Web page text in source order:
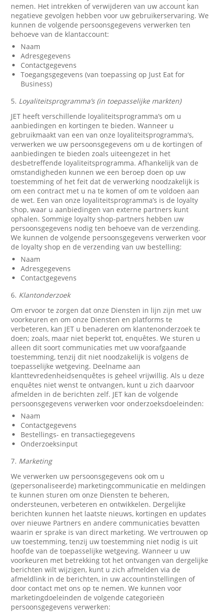
nemen. Het intrekken of verwijderen van uw account kan
negatieve gevolgen hebben voor uw gebruikerservaring. We
kunnen de volgende persoonsgegevens verwerken ten
behoeve van de klantaccount:
Naam
Adresgegevens
Contactgegevens
Toegangsgegevens (van toepassing op Just Eat for
Business)
5. Loyaliteitsprogramma’s (in toepasselijke markten)
JET heeft verschillende loyaliteitsprogramma’s om u
aanbiedingen en kortingen te bieden. Wanneer u
gebruikmaakt van een van onze loyaliteitsprogramma’s,
verwerken we uw persoonsgegevens om u de kortingen of
aanbiedingen te bieden zoals uiteengezet in het
desbetreffende loyaliteitsprogramma. Afhankelijk van de
omstandigheden kunnen we een beroep doen op uw
toestemming of het feit dat de verwerking noodzakelijk is
om een contract met u na te komen of om te voldoen aan
de wet. Een van onze loyaliteitsprogramma’s is de loyalty
shop, waar u aanbiedingen van externe partners kunt
ophalen. Sommige loyalty shop-partners hebben uw
persoonsgegevens nodig ten behoeve van de verzending.
We kunnen de volgende persoonsgegevens verwerken voor
de loyalty shop en de verzending van uw bestelling:
Naam
Adresgegevens
Contactgegevens
6. Klantonderzoek
Om ervoor te zorgen dat onze Diensten in lijn zijn met uw
voorkeuren en om onze Diensten en platforms te
verbeteren, kan JET u benaderen om klantenonderzoek te
doen; zoals, maar niet beperkt tot, enquêtes. We sturen u
alleen dit soort communicaties met uw voorafgaande
toestemming, tenzij dit niet noodzakelijk is volgens de
toepasselijke wetgeving. Deelname aan
klanttevredenheidsenquêtes is geheel vrijwillig. Als u deze
enquêtes niet wenst te ontvangen, kunt u zich daarvoor
afmelden in de berichten zelf. JET kan de volgende
persoonsgegevens verwerken voor onderzoeksdoeleinden:
Naam
Contactgegevens
Bestellings- en transactiegegevens
Onderzoeksinput
7. Marketing
We verwerken uw persoonsgegevens ook om u
(gepersonaliseerde) marketingcommunicatie en meldingen
te kunnen sturen om onze Diensten te beheren,
ondersteunen, verbeteren en ontwikkelen. Dergelijke
berichten kunnen het laatste nieuws, kortingen en updates
over nieuwe Partners en andere communicaties bevatten
waarin er sprake is van direct marketing. We vertrouwen op
uw toestemming, tenzij uw toestemming niet nodig is uit
hoofde van de toepasselijke wetgeving. Wanneer u uw
voorkeuren met betrekking tot het ontvangen van dergelijke
berichten wilt wijzigen, kunt u zich afmelden via de
afmeldlink in de berichten, in uw accountinstellingen of
door contact met ons op te nemen. We kunnen voor
marketingdoeleinden de volgende categorieën
persoonsgegevens verwerken: